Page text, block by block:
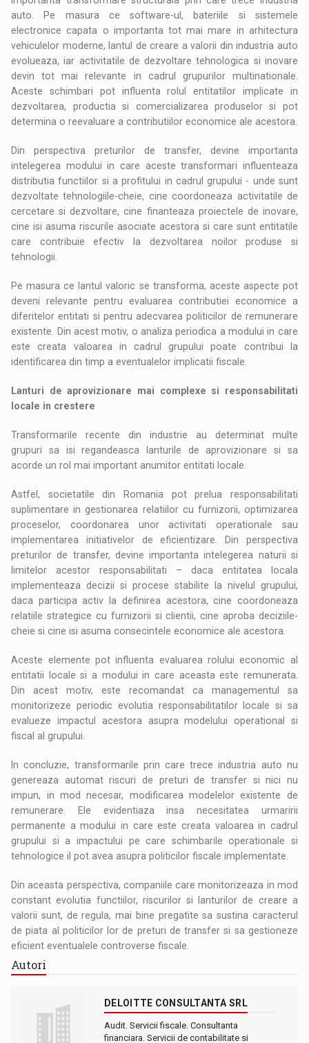
auto. Pe masura ce software-ul, bateriile si sistemele
electronice capata o importanta tot mai mare in arhitectura
vehiculelor moderne, lantul de creare a valorii din industria auto
evolueaza, iar activitatile de dezvoltare tehnologica si inovare
devin tot mai relevante in cadrul grupurilor multinationale.
Aceste schimbari pot influenta rolul entitatilor implicate in
dezvoltarea, productia si comercializarea produselor si pot
determina o reevaluare a contributiilor economice ale acestora.
Din perspectiva preturilor de transfer, devine importanta
intelegerea modului in care aceste transformari influenteaza
distributia functiilor si a profitului in cadrul grupului - unde sunt
dezvoltate tehnologiile-cheie, cine coordoneaza activitatile de
cercetare si dezvoltare, cine finanteaza proiectele de inovare,
cine isi asuma riscurile asociate acestora si care sunt entitatile
care contribuie efectiv la dezvoltarea noilor produse si
tehnologii.
Pe masura ce lantul valoric se transforma, aceste aspecte pot
deveni relevante pentru evaluarea contributiei economice a
diferitelor entitati si pentru adecvarea politicilor de remunerare
existente. Din acest motiv, o analiza periodica a modului in care
este creata valoarea in cadrul grupului poate contribui la
identificarea din timp a eventualelor implicatii fiscale.
Lanturi de aprovizionare mai complexe si responsabilitati
locale in crestere
Transformarile recente din industrie au determinat multe
grupuri sa isi regandeasca lanturile de aprovizionare si sa
acorde un rol mai important anumitor entitati locale.
Astfel, societatile din Romania pot prelua responsabilitati
suplimentare in gestionarea relatiilor cu furnizorii, optimizarea
proceselor, coordonarea unor activitati operationale sau
implementarea initiativelor de eficientizare. Din perspectiva
preturilor de transfer, devine importanta intelegerea naturii si
limitelor acestor responsabilitati – daca entitatea locala
implementeaza decizii si procese stabilite la nivelul grupului,
daca participa activ la definirea acestora, cine coordoneaza
relatiile strategice cu furnizorii si clientii, cine aproba deciziile-
cheie si cine isi asuma consecintele economice ale acestora.
Aceste elemente pot influenta evaluarea rolului economic al
entitatii locale si a modului in care aceasta este remunerata.
Din acest motiv, este recomandat ca managementul sa
monitorizeze periodic evolutia responsabilitatilor locale si sa
evalueze impactul acestora asupra modelului operational si
fiscal al grupului.
In concluzie, transformarile prin care trece industria auto nu
genereaza automat riscuri de preturi de transfer si nici nu
impun, in mod necesar, modificarea modelelor existente de
remunerare. Ele evidentiaza insa necesitatea urmaririi
permanente a modului in care este creata valoarea in cadrul
grupului si a impactului pe care schimbarile operationale si
tehnologice il pot avea asupra politicilor fiscale implementate.
Din aceasta perspectiva, companiile care monitorizeaza in mod
constant evolutia functiilor, riscurilor si lanturilor de creare a
valorii sunt, de regula, mai bine pregatite sa sustina caracterul
de piata al politicilor lor de preturi de transfer si sa gestioneze
eficient eventualele controverse fiscale.
Autori
DELOITTE CONSULTANTA SRL
Audit. Servicii fiscale. Consultanta
financiara. Servicii de contabilitate si